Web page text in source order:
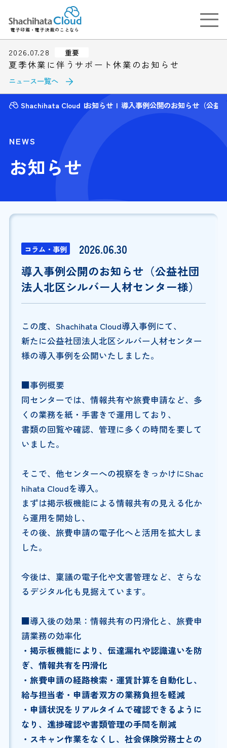
電子印鑑・電子決裁のことなら
2026.07.28 重要
夏季休業に伴うサポート休業のお知らせ
ニュース一覧へ
Shachihata Cloud お知らせ 導入事例公開のお知らせ（公益
NEWS
お知らせ
コラム・事例
2026.06.30
導入事例公開のお知らせ（公益社団
法人北区シルバー人材センター様）
この度、Shachihata Cloud導入事例にて、
新たに公益社団法人北区シルバー人材センター
様の導入事例を公開いたしました。
■事例概要
同センターでは、情報共有や旅費申請など、多
くの業務を紙・手書きで運用しており、
書類の回覧や確認、管理に多くの時間を要して
いました。
そこで、他センターへの視察をきっかけにShac
hihata Cloudを導入。
まずは掲示板機能による情報共有の見える化か
ら運用を開始し、
その後、旅費申請の電子化へと活用を拡大しま
した。
今後は、稟議の電子化や文書管理など、さらな
るデジタル化も見据えています。
■導入後の効果：情報共有の円滑化と、旅費申
請業務の効率化
・掲示板機能により、伝達漏れや認識違いを防
ぎ、情報共有を円滑化
・旅費申請の経路検索・運賃計算を自動化し、
給与担当者・申請者双方の業務負担を軽減
・申請状況をリアルタイムで確認できるように
なり、進捗確認や書類管理の手間を削減
・スキャン作業をなくし、社会保険労務士との